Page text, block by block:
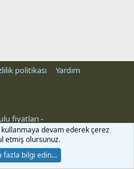
politikası
Yardım
fiyatları-
devam ederek çerez
etmiş olursunuz.
fazla bilgi edin…